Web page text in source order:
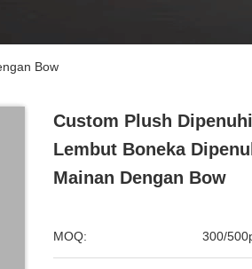
Bow
Custom Plush
Lembut Boneka
Mainan Dengan Bow
MOQ: 300/